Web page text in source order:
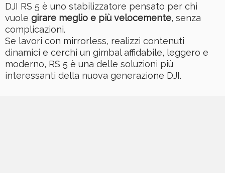
DJI RS 5 è uno stabilizzatore pensato per chi
vuole girare meglio e più velocemente, senza
complicazioni.
Se lavori con mirrorless, realizzi contenuti
dinamici e cerchi un gimbal affidabile, leggero e
moderno, RS 5 è una delle soluzioni più
interessanti della nuova generazione DJI.